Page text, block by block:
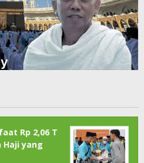
Rp 2,06 T
Haji yang